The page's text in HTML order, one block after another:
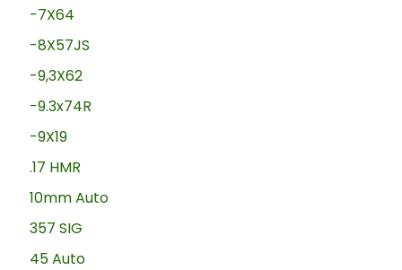
-7X64
-8X57JS
-9,3X62
-9.3x74R
-9X19
.17 HMR
10mm Auto
357 SIG
45 Auto